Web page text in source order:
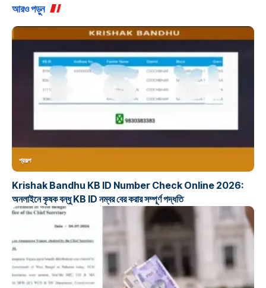
আরও পড়ুন
প্রকল্প
Krishak Bandhu KB ID Number Check Online 2026:
অনলাইনে কৃষক বন্ধু KB ID নম্বর বের করার সম্পূর্ণ পদ্ধতি